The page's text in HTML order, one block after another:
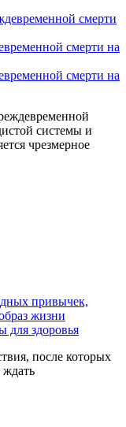
смерти на
смерти на
системы и
чрезмерное
привычек,
жизни
для здоровья
после которых
ждать